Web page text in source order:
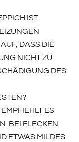
IST
G
DASS DIE T
NICHT ZU HO
DES TE
ES S
FLECKEN K
MILDES R